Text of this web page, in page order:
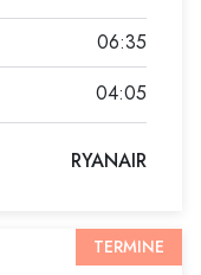
RYANAIR
06:35
04:05
TERMINE